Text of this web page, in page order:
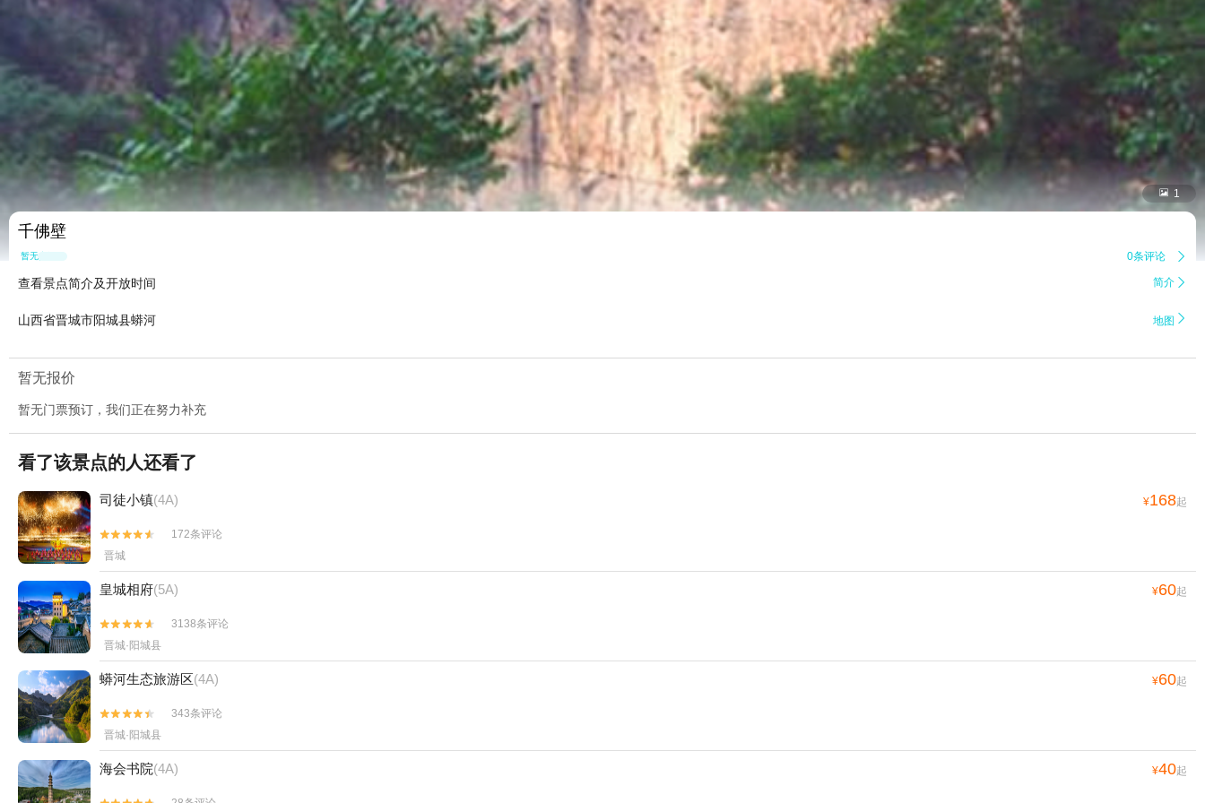
 1
千佛壁
暂无点评 0条评论 
查看景点简介及开放时间 简介 
山西省晋城市阳城县蟒河 地图 
暂无报价
暂无门票预订，我们正在努力补充
看了该景点的人还看了
司徒小镇(4A) ¥168起


172条评论
晋城
皇城相府(5A) ¥60起


3138条评论
晋城·阳城县
蟒河生态旅游区(4A) ¥60起


343条评论
晋城·阳城县
海会书院(4A) ¥40起